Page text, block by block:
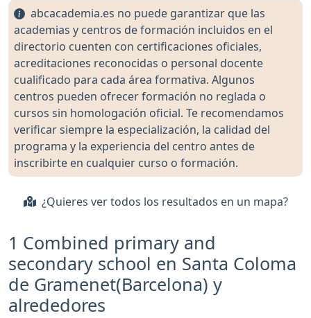
abcacademia.es no puede garantizar que las
academias y centros de formación incluidos en el
directorio cuenten con certificaciones oficiales,
acreditaciones reconocidas o personal docente
cualificado para cada área formativa. Algunos
centros pueden ofrecer formación no reglada o
cursos sin homologación oficial. Te recomendamos
verificar siempre la especialización, la calidad del
programa y la experiencia del centro antes de
inscribirte en cualquier curso o formación.
¿Quieres ver todos los resultados en un mapa?
1 Combined primary and
secondary school en Santa Coloma
de Gramenet(Barcelona) y
alrededores